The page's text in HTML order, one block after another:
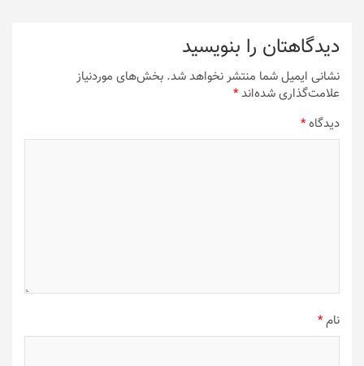
دیدگاهتان را بنویسید
نشانی ایمیل شما منتشر نخواهد شد. بخش‌های موردنیاز
علامت‌گذاری شده‌اند*
دیدگاه*
نام*